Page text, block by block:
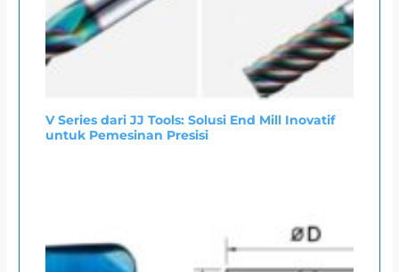
V Series dari JJ Tools: Solusi End Mill Inovatif
untuk Pemesinan Presisi